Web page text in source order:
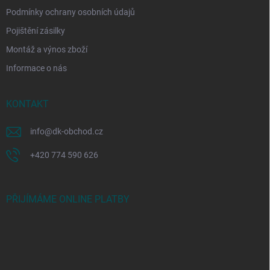
Podmínky ochrany osobních údajů
Pojištění zásilky
Montáž a výnos zboží
Informace o nás
KONTAKT
info@dk-obchod.cz
+420 774 590 626
PŘIJÍMÁME ONLINE PLATBY